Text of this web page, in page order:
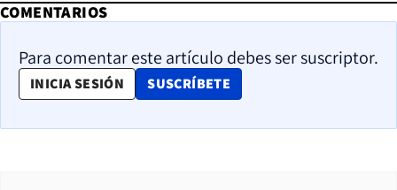
COMENTARIOS
Para comentar este artículo debes ser suscriptor.
INICIA SESIÓN SUSCRÍBETE
OPENS IN NEW WINDOW